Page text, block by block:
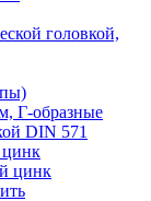
головкой,
Г-образные
DIN 571
цинк